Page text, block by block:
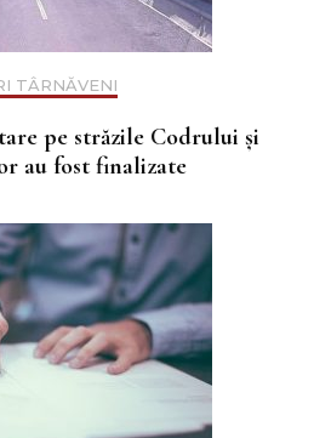
TÂRNĂVENI
pe străzile Codrului și
au fost finalizate